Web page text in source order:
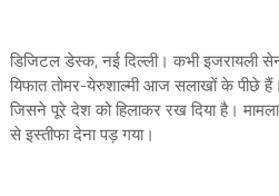
डिजिटल डेस्क, नई दिल्ली। कभी इजरायली
यिफात तोमर-येरुशाल्मी आज सलाखों के पीछे
जिसने पूरे देश को हिलाकर रख दिया है।
से इस्तीफा देना पड़ गया।